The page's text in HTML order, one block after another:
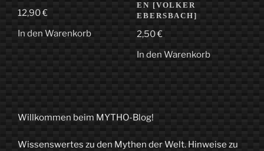
12,90€
In den Warenkorb
EN [VOLKER
EBERSBACH]
2,50€
In den Warenkorb
Willkommen beim MYTHO-Blog!
Wissenswertes zu den Mythen der Welt. Hinweise zu